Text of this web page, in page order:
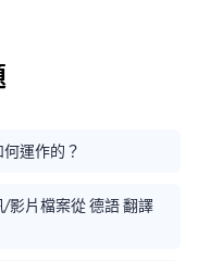
運作的？
影片檔案從 德語 翻譯